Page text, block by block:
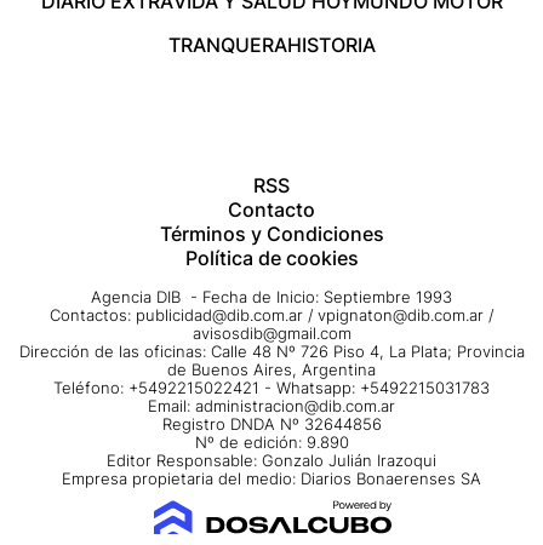
TRANQUERAHISTORIA
RSS
Contacto
Términos y Condiciones
Política de cookies
Agencia DIB - Fecha de Inicio: Septiembre 1993
Contactos: publicidad@dib.com.ar / vpignaton@dib.com.ar /
avisosdib@gmail.com
Dirección de las oficinas: Calle 48 Nº 726 Piso 4, La Plata; Provincia
de Buenos Aires, Argentina
Teléfono: +5492215022421 - Whatsapp: +5492215031783
Email: administracion@dib.com.ar
Registro DNDA Nº 32644856
Nº de edición: 9.890
Editor Responsable: Gonzalo Julián Irazoqui
Empresa propietaria del medio: Diarios Bonaerenses SA